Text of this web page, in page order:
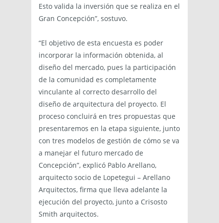
Esto valida la inversión que se realiza en el
Gran Concepción”, sostuvo.
“El objetivo de esta encuesta es poder
incorporar la información obtenida, al
diseño del mercado, pues la participación
de la comunidad es completamente
vinculante al correcto desarrollo del
diseño de arquitectura del proyecto. El
proceso concluirá en tres propuestas que
presentaremos en la etapa siguiente, junto
con tres modelos de gestión de cómo se va
a manejar el futuro mercado de
Concepción”, explicó Pablo Arellano,
arquitecto socio de Lopetegui – Arellano
Arquitectos, firma que lleva adelante la
ejecución del proyecto, junto a Crisosto
Smith arquitectos.